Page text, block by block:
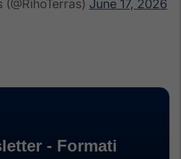
June 17, 2026